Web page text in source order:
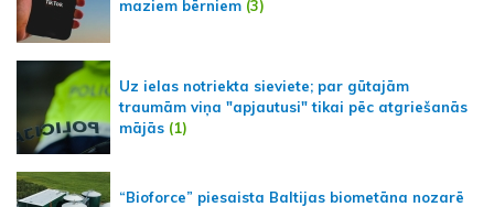
maziem bērniem (3)
Uz ielas notriekta sieviete; par gūtajām
traumām viņa "apjautusi" tikai pēc atgriešanās
mājās (1)
“Bioforce” piesaista Baltijas biometāna nozarē